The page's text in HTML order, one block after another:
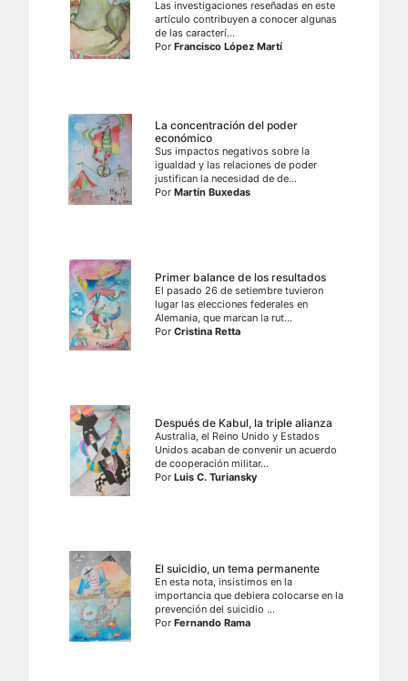
Las investigaciones reseñadas en este
artículo contribuyen a conocer algunas
de las caracterí...
PorFrancisco López Martí
La concentración del poder
económico
Sus impactos negativos sobre la
igualdad y las relaciones de poder
justifican la necesidad de de...
PorMartín Buxedas
Primer balance de los resultados
El pasado 26 de setiembre tuvieron
lugar las elecciones federales en
Alemania, que marcan la rut...
PorCristina Retta
Después de Kabul, la triple alianza
Australia, el Reino Unido y Estados
Unidos acaban de convenir un acuerdo
de cooperación militar...
PorLuis C. Turiansky
El suicidio, un tema permanente
En esta nota, insistimos en la
importancia que debiera colocarse en la
prevención del suicidio ...
PorFernando Rama